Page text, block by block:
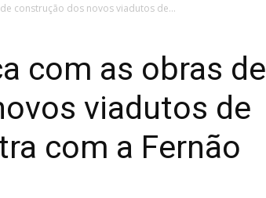
de construção dos novos viadutos de...
com as obras de
viadutos de
com a Fernão